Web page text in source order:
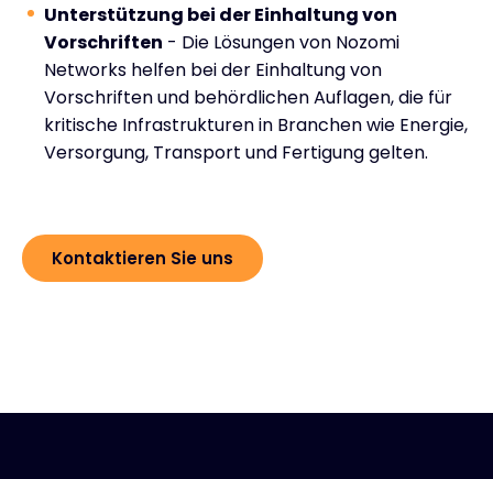
Unterstützung bei der Einhaltung von
Vorschriften - Die Lösungen von Nozomi
Networks helfen bei der Einhaltung von
Vorschriften und behördlichen Auflagen, die für
kritische Infrastrukturen in Branchen wie Energie,
Versorgung, Transport und Fertigung gelten.
Kontaktieren Sie uns